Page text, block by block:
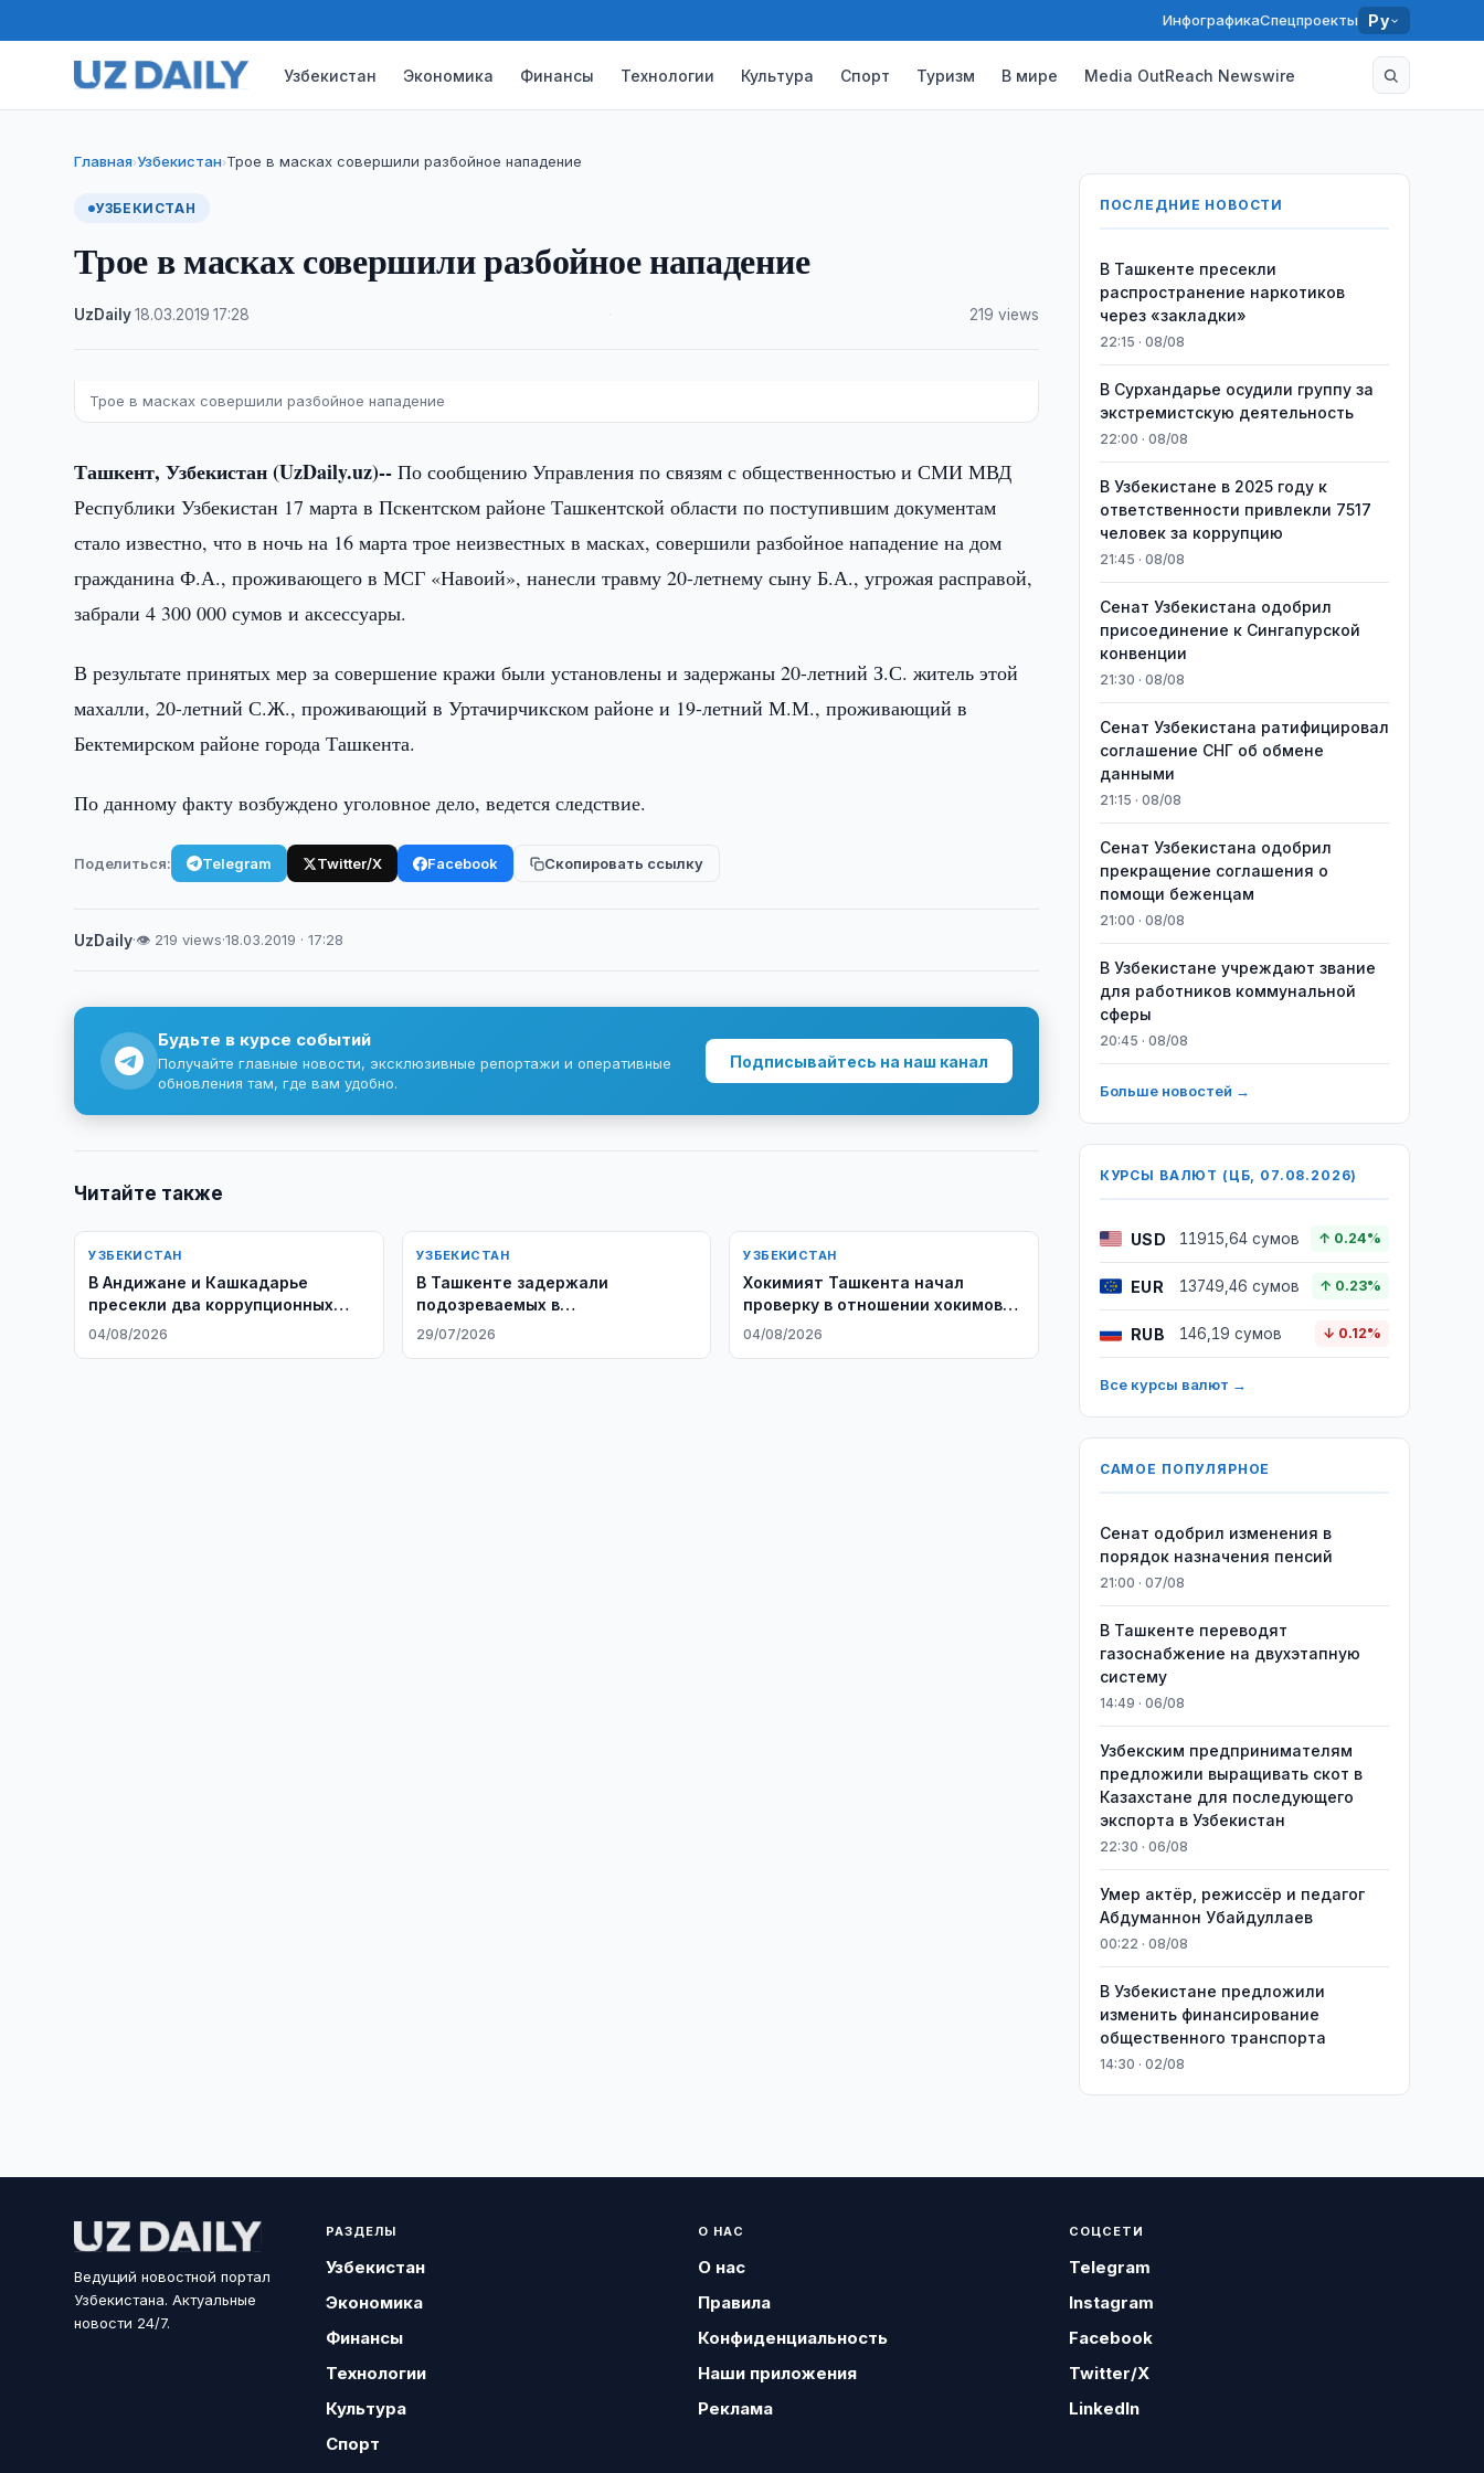
ИнфографикаСпецпроекты Ру
Узбекистан Экономика Финансы Технологии Культура Спорт Туризм В мире Media OutReach Newswire
Главная›Узбекистан›Трое в масках совершили разбойное нападение
УЗБЕКИСТАН
Трое в масках совершили разбойное нападение
UzDaily·18.03.2019 ·17:28 219 views
Трое в масках совершили разбойное нападение
Ташкент, Узбекистан (UzDaily.uz)-- По сообщению Управления по связям с общественностью и СМИ МВД
Республики Узбекистан 17 марта в Пскентском районе Ташкентской области по поступившим документам
стало известно, что в ночь на 16 марта трое неизвестных в масках, совершили разбойное нападение на дом
гражданина Ф.А., проживающего в МСГ «Навоий», нанесли травму 20-летнему сыну Б.А., угрожая расправой,
забрали 4 300 000 сумов и аксессуары.
В результате принятых мер за совершение кражи были установлены и задержаны 20-летний З.С. житель этой
махалли, 20-летний С.Ж., проживающий в Уртачирчикском районе и 19-летний М.М., проживающий в
Бектемирском районе города Ташкента.
По данному факту возбуждено уголовное дело, ведется следствие.
Поделиться: Telegram Twitter/X Facebook Скопировать ссылку
UzDaily·👁 219 views·18.03.2019 · 17:28
Будьте в курсе событий
Получайте главные новости, эксклюзивные репортажи и оперативные
обновления там, где вам удобно.
Подписывайтесь на наш канал
Читайте также
УЗБЕКИСТАН
В Андижане и Кашкадарье
пресекли два коррупционных
преступления
04/08/2026
УЗБЕКИСТАН
В Ташкенте задержали
подозреваемых в
вымогательстве $420 тыс.
29/07/2026
УЗБЕКИСТАН
Хокимият Ташкента начал
проверку в отношении хокимов
десяти районов
04/08/2026
ПОСЛЕДНИЕ НОВОСТИ
В Ташкенте пресекли
распространение наркотиков
через «закладки»
22:15 · 08/08
В Сурхандарье осудили группу за
экстремистскую деятельность
22:00 · 08/08
В Узбекистане в 2025 году к
ответственности привлекли 7517
человек за коррупцию
21:45 · 08/08
Сенат Узбекистана одобрил
присоединение к Сингапурской
конвенции
21:30 · 08/08
Сенат Узбекистана ратифицировал
соглашение СНГ об обмене
данными
21:15 · 08/08
Сенат Узбекистана одобрил
прекращение соглашения о
помощи беженцам
21:00 · 08/08
В Узбекистане учреждают звание
для работников коммунальной
сферы
20:45 · 08/08
Больше новостей →
КУРСЫ ВАЛЮТ (ЦБ, 07.08.2026)
USD 11915,64 сумов ↑ 0.24%
EUR 13749,46 сумов ↑ 0.23%
RUB 146,19 сумов ↓ 0.12%
Все курсы валют →
САМОЕ ПОПУЛЯРНОЕ
Сенат одобрил изменения в
порядок назначения пенсий
21:00 · 07/08
В Ташкенте переводят
газоснабжение на двухэтапную
систему
14:49 · 06/08
Узбекским предпринимателям
предложили выращивать скот в
Казахстане для последующего
экспорта в Узбекистан
22:30 · 06/08
Умер актёр, режиссёр и педагог
Абдуманнон Убайдуллаев
00:22 · 08/08
В Узбекистане предложили
изменить финансирование
общественного транспорта
14:30 · 02/08
Ведущий новостной портал
Узбекистана. Актуальные
новости 24/7.
РАЗДЕЛЫ
Узбекистан
Экономика
Финансы
Технологии
Культура
Спорт
О НАС
О нас
Правила
Конфиденциальность
Наши приложения
Реклама
СОЦСЕТИ
Telegram
Instagram
Facebook
Twitter/X
LinkedIn